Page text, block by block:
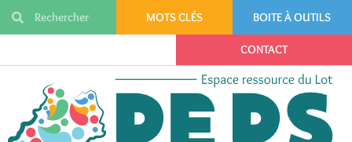
MOTS CLÉS BOITE À OUTILS
CONTACT